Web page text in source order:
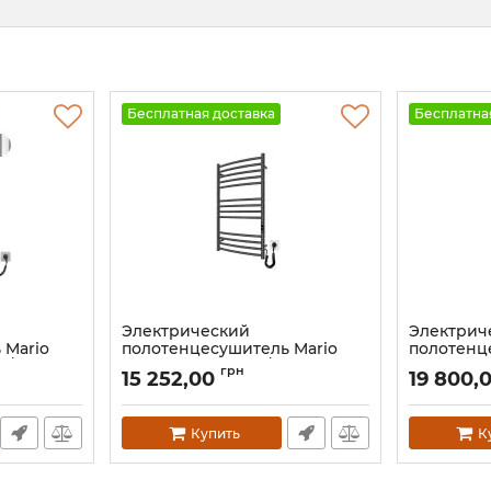
Mario
85 TR К
Бесплатная доставка
Электрический
полотенцесушитель Mario
Феникс-I 830х500/100 TR К
графит
Артикул:2.2.1302.03.P-GR
15 252,00 грн
Купить
INOX
бронза
Артикул:
19